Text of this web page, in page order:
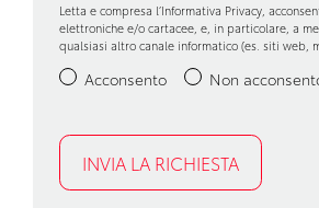
Letta e compresa l’Informativa Privacy ,
elettroniche e/o cartacee, e, in particolare, a
qualsiasi altro canale informatico (es. siti web,
Acconsento Non